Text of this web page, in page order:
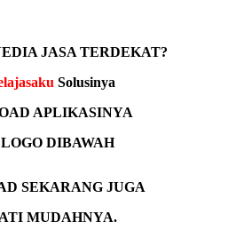
JASA TERDEKAT?
Solusinya
APLIKASINYA
DIBAWAH
SEKARANG JUGA
MUDAHNYA.